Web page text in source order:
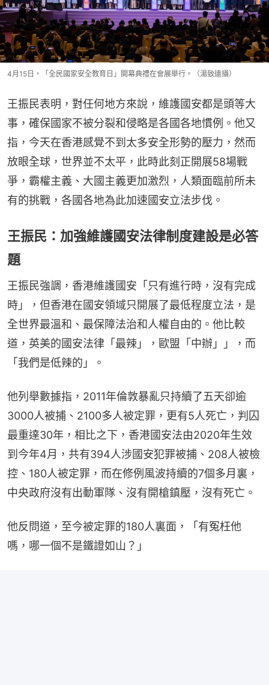
4月15日，「全民國家安全教育日」開幕典禮在會展舉行。（湯致遠攝）
王振民表明，對任何地方來說，維護國安都是頭等大
事，確保國家不被分裂和侵略是各國各地慣例。他又
指，今天在香港感覺不到太多安全形勢的壓力，然而
放眼全球，世界並不太平，此時此刻正開展58場戰
爭，霸權主義、大國主義更加激烈，人類面臨前所未
有的挑戰，各國各地為此加速國安立法步伐。
王振民：加強維護國安法律制度建設是必答
題
王振民強調，香港維護國安「只有進行時，沒有完成
時」，但香港在國安領域只開展了最低程度立法，是
全世界最溫和、最保障法治和人權自由的。他比較
道，英美的國安法律「最辣」，歐盟「中辦」」，而
「我們是低辣的」。
他列舉數據指，2011年倫敦暴亂只持續了五天卻逾
3000人被捕、2100多人被定罪，更有5人死亡，判囚
最重達30年，相比之下，香港國安法由2020年生效
到今年4月，共有394人涉國安犯罪被捕、208人被檢
控、180人被定罪，而在修例風波持續的7個多月裏，
中央政府沒有出動軍隊、沒有開槍鎮壓，沒有死亡。
他反問道，至今被定罪的180人裏面，「有冤枉他
嗎，哪一個不是鐵證如山？」